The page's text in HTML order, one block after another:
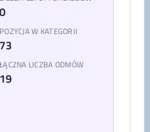
0
POZYCJA W KATEGORII
73
ŁĄCZNA LICZBA ODMÓW
19